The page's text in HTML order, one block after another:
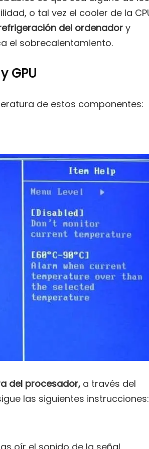
o tal vez el cooler de la
del ordenadory
el sobrecalentamiento.
GPU
de estos componentes:
del procesador, a través del
las siguientes instrucciones: